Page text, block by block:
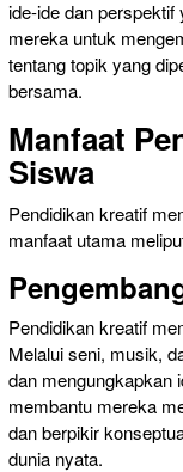
ide-ide dan
mereka untuk
tentang topik yang
bersama.
Manfaat
Siswa
Pendidikan kreatif
manfaat utama
Pendidikan kreatif
Melalui seni, musik,
dan mengungkapkan
membantu mereka
dan berpikir
dunia nyata.